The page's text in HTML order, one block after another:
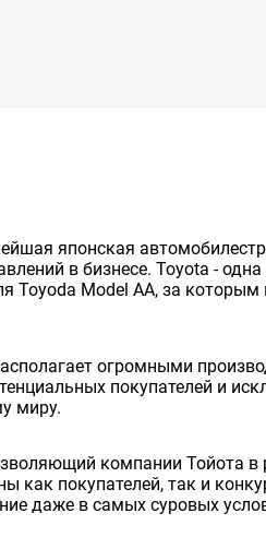
японская
в бизнесе. Toyota -
Toyoda Model AA, за
огромными
покупателей и
миру.
компании Тойота
как покупателей, так и
даже в самых суровых